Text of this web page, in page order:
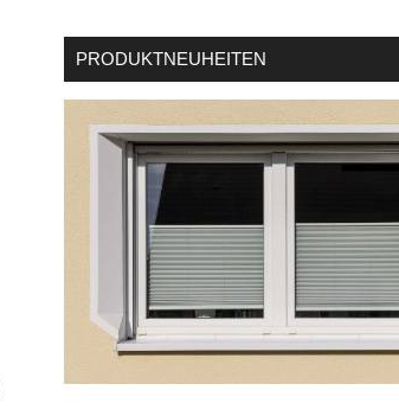
PRODUKTNEUHEITEN